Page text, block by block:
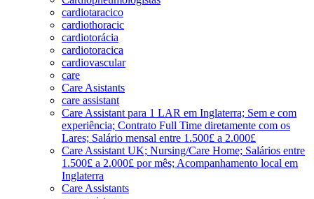
cardiotaracico
cardiothoracic
cardiotorácia
cardiotoracica
cardiovascular
care
Care Asistants
care assistant
Care Assistant para 1 LAR em Inglaterra; Sem e com
experiência; Contrato Full Time diretamente com os
Lares; Salário mensal entre 1.500£ a 2.000£
Care Assistant UK; Nursing/Care Home; Salários entre
1.500£ a 2.000£ por mês; Acompanhamento local em
Inglaterra
Care Assistants